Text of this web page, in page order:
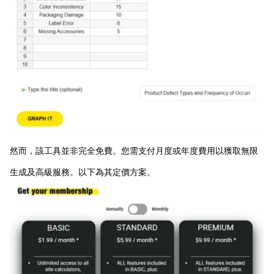
然而，該工具並非完全免費。您需支付月度或年度費用以獲取無限
生成及高級服務。以下為其定價方案。